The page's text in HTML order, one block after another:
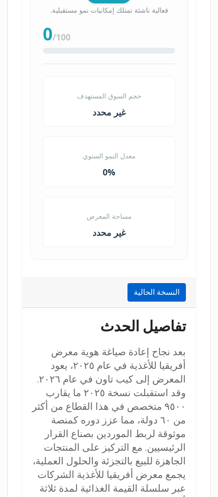
فعالية ناشئة تمتلك إمكانيات نمو مستقبلية.
0/100
حجم السوق المستهدف
غير محدد
معدل النمو السنوي
0%
مساحة المعرض
غير محدد
النسخة الحالية
تفاصيل الحدث
بعد نجاح إعادة صياغة هوية معرض
أفريقيا للأغذية في عام ٢٠٢٥، يعود
المعرض إلى كيب تاون في عام ٢٠٢٦.
وقد استقبلت نسخة ٢٠٢٥ ما يقارب
٩٥٠٠ متخصص في هذا القطاع من أكثر
من ٦٠ دولة، مما عزز دوره كمنصة
موثوقة لربط الموردين بصناع القرار
الرئيسيين. مع التركيز على المنتجات
الجاهزة للبيع بالتجزئة والحلول العملية،
يجمع معرض أفريقيا للأغذية الشركات
عبر سلسلة القيمة الغذائية لمدة ثلاثة